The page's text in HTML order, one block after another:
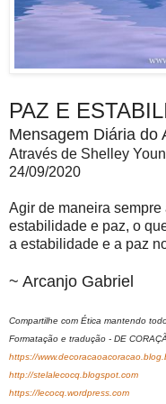
PAZ E
Mensagem Diária do
Através de Shelley
24/09/2020
Agir de maneira
estabilidade e paz, o
a estabilidade e a paz
~ Arcanjo Gabriel
Compartilhe com Ética mantendo
Formatação e tradução - DE
https://
http://stelalecocq.blogspot.com
https://lecocq.wordpress.com